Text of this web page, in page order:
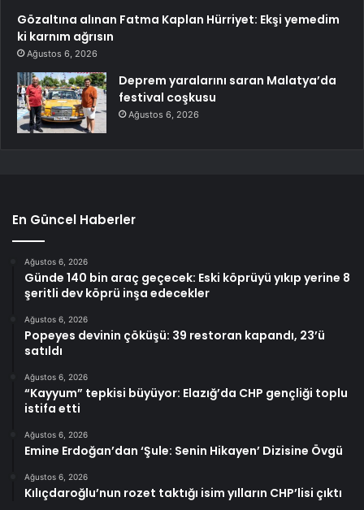
Gözaltına alınan Fatma Kaplan Hürriyet: Ekşi yemedim
ki karnım ağrısın
Ağustos 6, 2026
Deprem yaralarını saran Malatya’da
festival coşkusu
Ağustos 6, 2026
En Güncel Haberler
Ağustos 6, 2026
Günde 140 bin araç geçecek: Eski köprüyü yıkıp yerine 8
şeritli dev köprü inşa edecekler
Ağustos 6, 2026
Popeyes devinin çöküşü: 39 restoran kapandı, 23’ü
satıldı
Ağustos 6, 2026
“Kayyum” tepkisi büyüyor: Elazığ’da CHP gençliği toplu
istifa etti
Ağustos 6, 2026
Emine Erdoğan’dan ‘Şule: Senin Hikayen’ Dizisine Övgü
Ağustos 6, 2026
Kılıçdaroğlu’nun rozet taktığı isim yılların CHP’lisi çıktı